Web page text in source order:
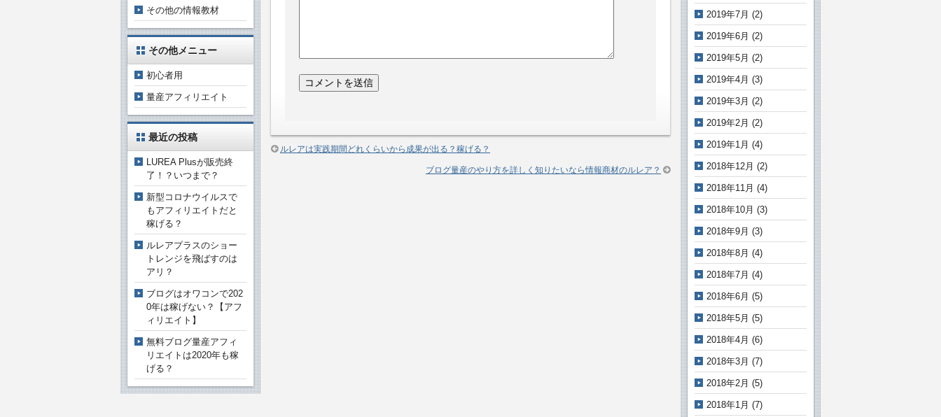
ルレアは実践期間どれくらいから成果が出る？稼げる？
ブログ量産のやり方を詳しく知りたいなら情報商材のルレア？
その他の情報教材
その他メニュー
初心者用
量産アフィリエイト
最近の投稿
LUREA Plusが販売終
了！？いつまで？
新型コロナウイルスで
もアフィリエイトだと
稼げる？
ルレアプラスのショー
トレンジを飛ばすのは
アリ？
ブログはオワコンで202
0年は稼げない？【アフ
ィリエイト】
無料ブログ量産アフィ
リエイトは2020年も稼
げる？
2019年7月 (2)
2019年6月 (2)
2019年5月 (2)
2019年4月 (3)
2019年3月 (2)
2019年2月 (2)
2019年1月 (4)
2018年12月 (2)
2018年11月 (4)
2018年10月 (3)
2018年9月 (3)
2018年8月 (4)
2018年7月 (4)
2018年6月 (5)
2018年5月 (5)
2018年4月 (6)
2018年3月 (7)
2018年2月 (5)
2018年1月 (7)